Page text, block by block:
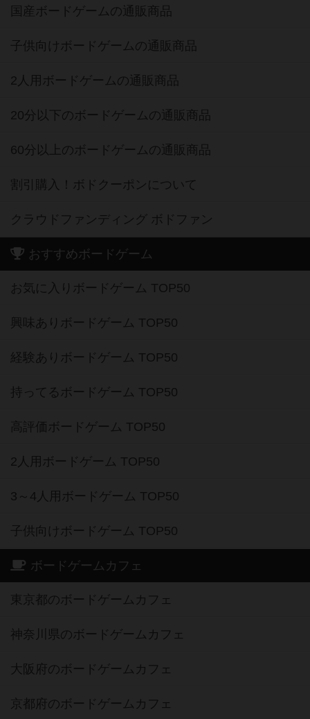
国産ボードゲームの通販商品
子供向けボードゲームの通販商品
2人用ボードゲームの通販商品
20分以下のボードゲームの通販商品
60分以上のボードゲームの通販商品
割引購入！ボドクーポンについて
クラウドファンディング ボドファン
おすすめボードゲーム
お気に入りボードゲーム TOP50
興味ありボードゲーム TOP50
経験ありボードゲーム TOP50
持ってるボードゲーム TOP50
高評価ボードゲーム TOP50
2人用ボードゲーム TOP50
3～4人用ボードゲーム TOP50
子供向けボードゲーム TOP50
ボードゲームカフェ
東京都のボードゲームカフェ
神奈川県のボードゲームカフェ
大阪府のボードゲームカフェ
京都府のボードゲームカフェ